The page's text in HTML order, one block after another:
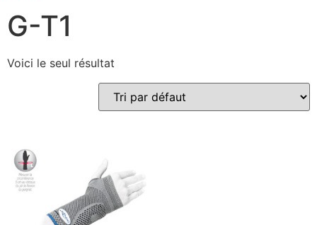
G-T1
Voici le seul résultat